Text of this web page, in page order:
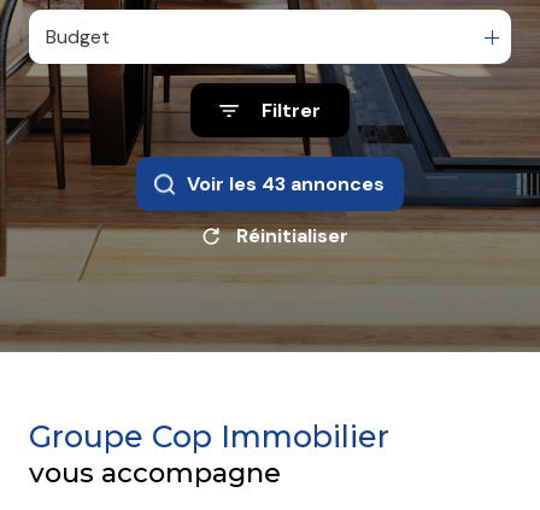
Budget
Filtrer
Voir les 43 annonces
Réinitialiser
Groupe Cop Immobilier
vous accompagne